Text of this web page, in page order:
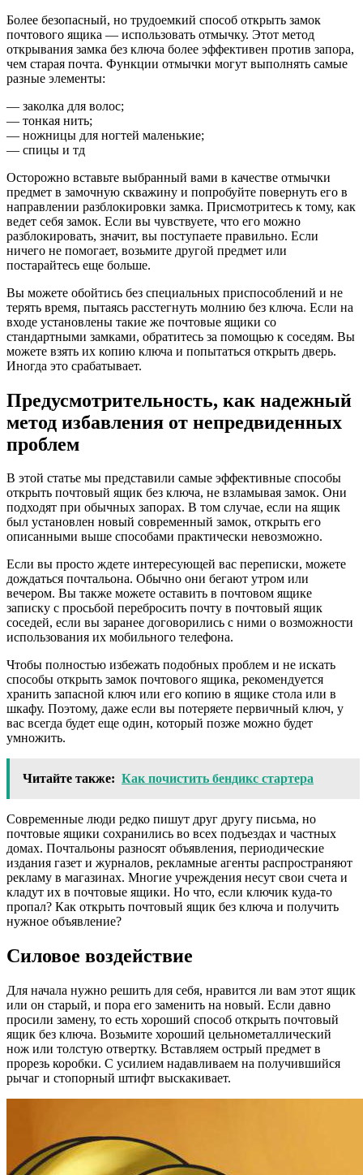
Более безопасный, но трудоемкий способ открыть замок
почтового ящика — использовать отмычку. Этот метод
открывания замка без ключа более эффективен против запора,
чем старая почта. Функции отмычки могут выполнять самые
разные элементы:
— заколка для волос;
— тонкая нить;
— ножницы для ногтей маленькие;
— спицы и тд
Осторожно вставьте выбранный вами в качестве отмычки
предмет в замочную скважину и попробуйте повернуть его в
направлении разблокировки замка. Присмотритесь к тому, как
ведет себя замок. Если вы чувствуете, что его можно
разблокировать, значит, вы поступаете правильно. Если
ничего не помогает, возьмите другой предмет или
постарайтесь еще больше.
Вы можете обойтись без специальных приспособлений и не
терять время, пытаясь расстегнуть молнию без ключа. Если на
входе установлены такие же почтовые ящики со
стандартными замками, обратитесь за помощью к соседям. Вы
можете взять их копию ключа и попытаться открыть дверь.
Иногда это срабатывает.
Предусмотрительность, как надежный
метод избавления от непредвиденных
проблем
В этой статье мы представили самые эффективные способы
открыть почтовый ящик без ключа, не взламывая замок. Они
подходят при обычных запорах. В том случае, если на ящик
был установлен новый современный замок, открыть его
описанными выше способами практически невозможно.
Если вы просто ждете интересующей вас переписки, можете
дождаться почтальона. Обычно они бегают утром или
вечером. Вы также можете оставить в почтовом ящике
записку с просьбой перебросить почту в почтовый ящик
соседей, если вы заранее договорились с ними о возможности
использования их мобильного телефона.
Чтобы полностью избежать подобных проблем и не искать
способы открыть замок почтового ящика, рекомендуется
хранить запасной ключ или его копию в ящике стола или в
шкафу. Поэтому, даже если вы потеряете первичный ключ, у
вас всегда будет еще один, который позже можно будет
умножить.
Читайте также: Как почистить бендикс стартера
Современные люди редко пишут друг другу письма, но
почтовые ящики сохранились во всех подъездах и частных
домах. Почтальоны разносят объявления, периодические
издания газет и журналов, рекламные агенты распространяют
рекламу в магазинах. Многие учреждения несут свои счета и
кладут их в почтовые ящики. Но что, если ключик куда-то
пропал? Как открыть почтовый ящик без ключа и получить
нужное объявление?
Силовое воздействие
Для начала нужно решить для себя, нравится ли вам этот ящик
или он старый, и пора его заменить на новый. Если давно
просили замену, то есть хороший способ открыть почтовый
ящик без ключа. Возьмите хороший цельнометаллический
нож или толстую отвертку. Вставляем острый предмет в
прорезь коробки. С усилием надавливаем на получившийся
рычаг и стопорный штифт выскакивает.